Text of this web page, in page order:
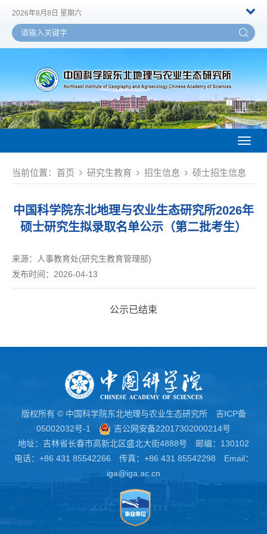
2026年8月8日 星期六
当前位置： 首页 研究生教育 招生信息 硕士招生信息
中国科学院东北地理与农业生态研究所2026年
硕士研究生拟录取名单公示（第二批考生）
来源：
人事教育处(研究生教育管理部)
发布时间：2026-04-13
公示已结束
版权所有 © 中国科学院东北地理与农业生态研究所 吉ICP备
05002032号-1
吉公网安备22017302000214号
地址：吉林省长春市高新北区盛北大街4888号 邮编：130102
电话：+86 431 85542266 传真：+86 431 85542298 Email：
iga@iga.ac.cn